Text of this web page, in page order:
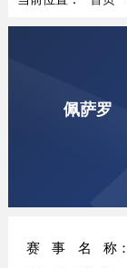
佩萨罗
赛事名称：